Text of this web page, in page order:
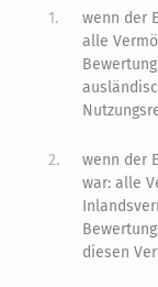
1.
wenn der
alle
2.
wenn der
war: alle
diesen